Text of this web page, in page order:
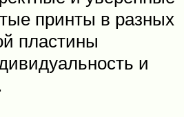
принты в разных
пластины
и